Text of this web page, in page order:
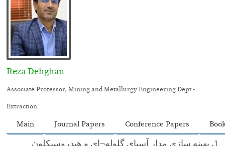
Reza Dehghan
Associate Professor, Mining and Metallurgy Engineering Dept -
Extraction
Main Journal Papers Conference Papers
1. بهينه سازي مدار آسياي گلوله¬اي و هيدروسيكلون